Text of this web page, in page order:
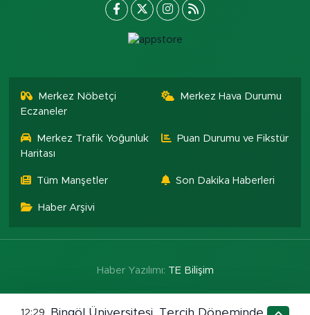
Merkez Nöbetçi
Eczaneler
Merkez Hava Durumu
Merkez Trafik Yoğunluk
Haritası
Puan Durumu ve Fikstür
Tüm Manşetler Son Dakika Haberleri
Haber Arşivi
Haber Yazılımı: TE Bilişim
12:29 Bingöl Üniversitesi, Tercih Döneminde